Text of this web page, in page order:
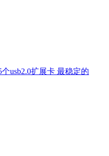
usb2.0扩展卡 最稳定的